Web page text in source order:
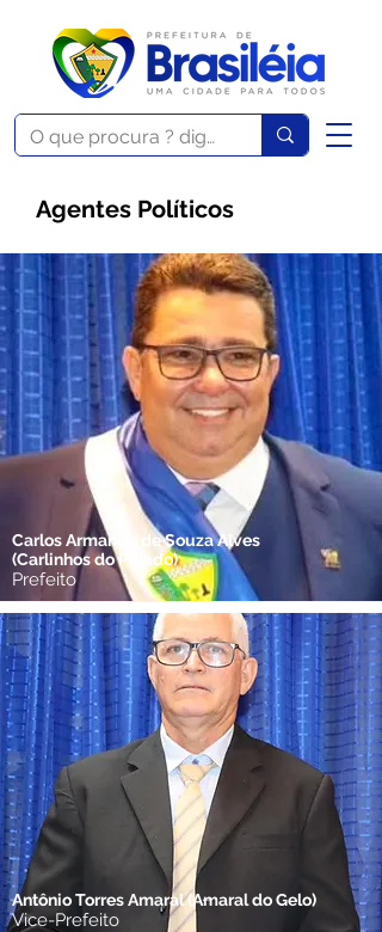
Agentes Políticos
Carlos Armando de Souza Alves
(Carlinhos do Pelado)
Prefeito
Antônio Torres Amaral (Amaral do Gelo)
Vice-Prefeito